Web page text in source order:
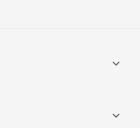

